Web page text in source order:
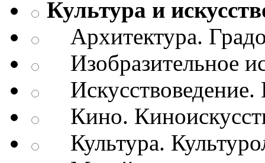
Культура и
Архитектура.
Изобразительное
Искусствоведение.
Кино.
Культура.